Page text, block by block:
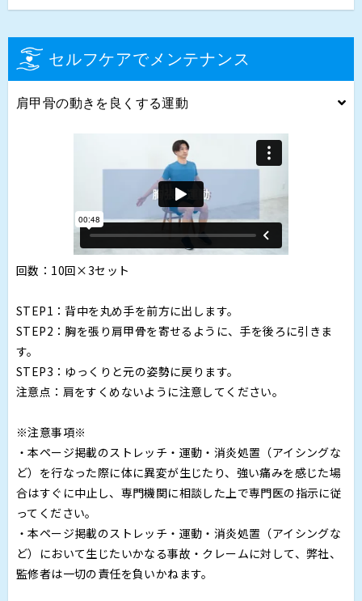
セルフケアでメンテナンス
肩甲骨の動きを良くする運動
回数：10回×3セット
STEP1：背中を丸め手を前方に出します。
STEP2：胸を張り肩甲骨を寄せるように、手を後ろに引きま
す。
STEP3：ゆっくりと元の姿勢に戻ります。
注意点：肩をすくめないように注意してください。
※注意事項※
・本ページ掲載のストレッチ・運動・消炎処置（アイシングな
ど）を行なった際に体に異変が生じたり、強い痛みを感じた場
合はすぐに中止し、専門機関に相談した上で専門医の指示に従
ってください。
・本ページ掲載のストレッチ・運動・消炎処置（アイシングな
ど）において生じたいかなる事故・クレームに対して、弊社、
監修者は一切の責任を負いかねます。